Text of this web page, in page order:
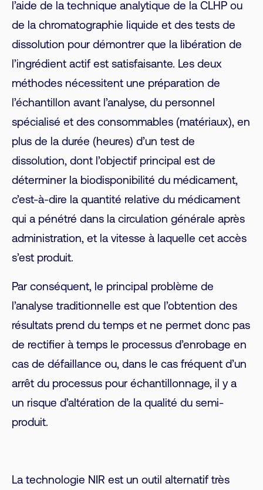
l’aide de la technique analytique de la CLHP ou
de la chromatographie liquide et des tests de
dissolution pour démontrer que la libération de
l’ingrédient actif est satisfaisante. Les deux
méthodes nécessitent une préparation de
l’échantillon avant l’analyse, du personnel
spécialisé et des consommables (matériaux), en
plus de la durée (heures) d’un test de
dissolution, dont l’objectif principal est de
déterminer la biodisponibilité du médicament,
c’est-à-dire la quantité relative du médicament
qui a pénétré dans la circulation générale après
administration, et la vitesse à laquelle cet accès
s’est produit.
Par conséquent, le principal problème de
l’analyse traditionnelle est que l’obtention des
résultats prend du temps et ne permet donc pas
de rectifier à temps le processus d’enrobage en
cas de défaillance ou, dans le cas fréquent d’un
arrêt du processus pour échantillonnage, il y a
un risque d’altération de la qualité du semi-
produit.
La technologie NIR est un outil alternatif très